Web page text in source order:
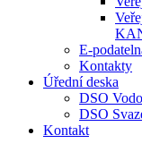
E-
Kontakty
Úřední deska
DSO
DSO
Kontakt